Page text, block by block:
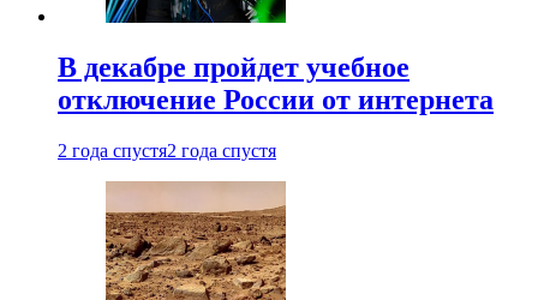
В декабре пройдет учебное
отключение России от интернета
2 года спустя2 года спустя